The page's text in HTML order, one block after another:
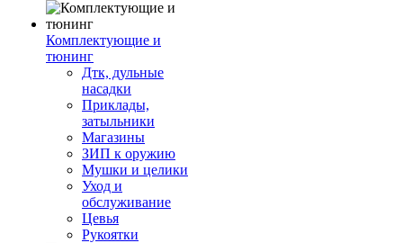
Комплектующие и
тюнинг
Дтк, дульные
насадки
Приклады,
затыльники
Магазины
ЗИП к оружию
Мушки и целики
Уход и
обслуживание
Цевья
Рукоятки